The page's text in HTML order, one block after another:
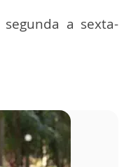
segunda a sexta-